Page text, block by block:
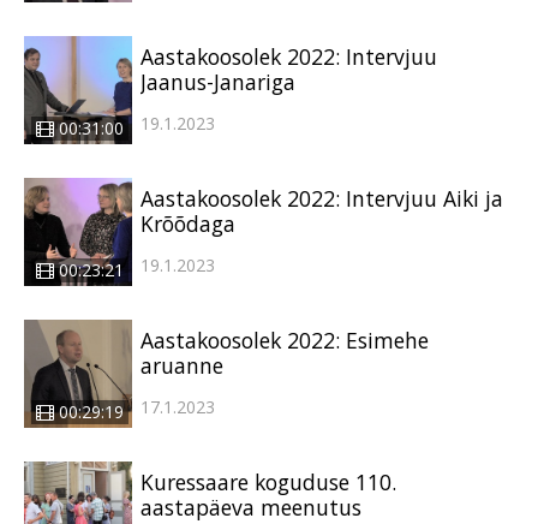
00:31:00
Aastakoosolek 2022: Intervjuu
Jaanus-Janariga
19.1.2023
00:23:21
Aastakoosolek 2022: Intervjuu Aiki ja
Krõõdaga
19.1.2023
00:29:19
Aastakoosolek 2022: Esimehe
aruanne
17.1.2023
Kuressaare koguduse 110.
aastapäeva meenutus